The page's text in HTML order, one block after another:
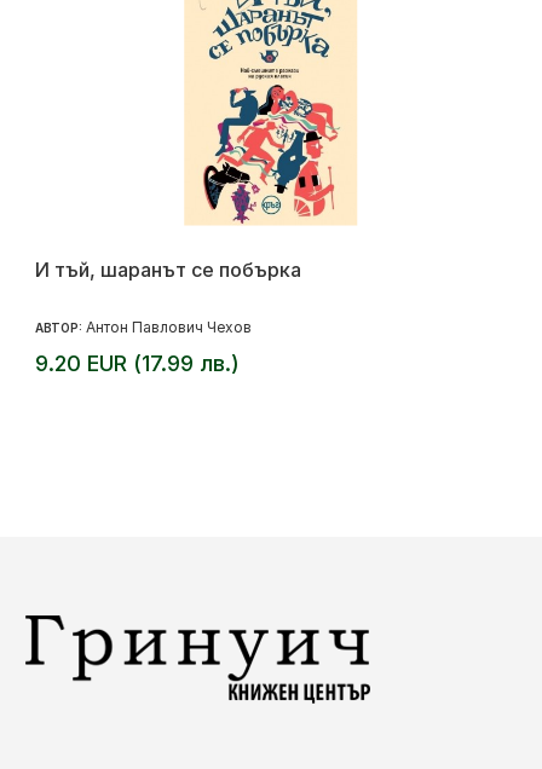
И тъй, шаранът се побърка
АВТОР: Антон Павлович Чехов
9.20 EUR (17.99 лв.)